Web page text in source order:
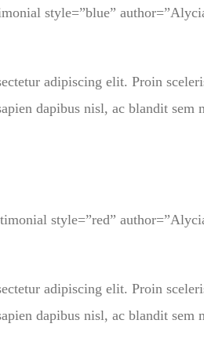
style=”blue”
adipiscing elit. Proin
dapibus nisl, ac blandit sem
style=”red”
adipiscing elit. Proin
dapibus nisl, ac blandit sem